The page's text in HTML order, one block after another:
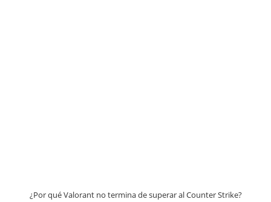
¿Por qué Valorant no termina de superar al Counter Strike?